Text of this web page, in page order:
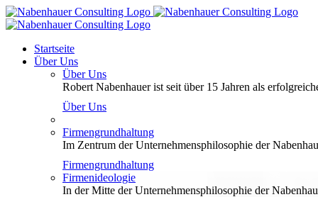
Zum
Inhalt
Startseite
Über Uns
Über Uns
Robert Nabenhauer ist seit über 15 Jahren als
Über Uns
Firmengrundhaltung
Im Zentrum der Unternehmensphilosophie der
Firmengrundhaltung
Firmenideologie
In der Mitte der Unternehmensphilosophie der